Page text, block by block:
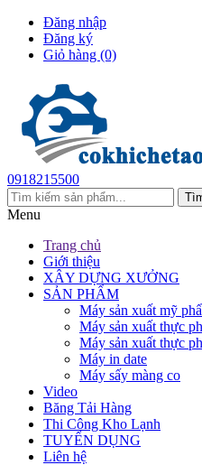
Đăng nhập
Đăng ký
Giỏ hàng (0)
0918215500
Menu
Trang chủ
Giới thiệu
XÂY DỰNG XƯỞNG
SẢN PHẨM
Máy sản xuất mỹ
Máy sản xuất thực
Máy sản xuất thực
Máy in date
Máy sấy màng co
Video
Băng Tải Hàng
Thi Công Kho Lạnh
TUYỂN DỤNG
Liên hệ